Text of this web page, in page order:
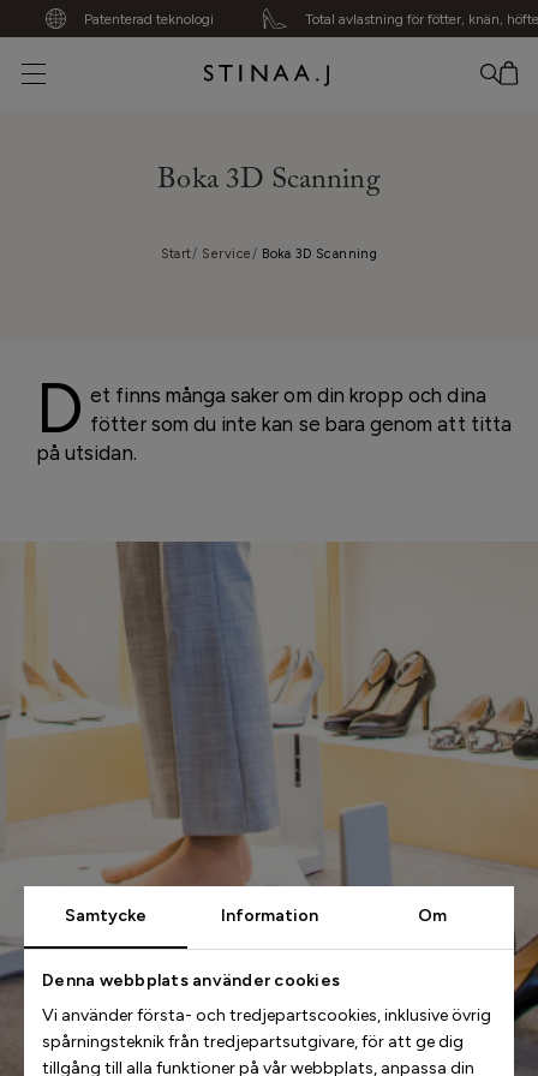
Samtycke Information Om
Denna webbplats använder cookies
Vi använder första- och tredjepartscookies, inklusive övrig
spårningsteknik från tredjepartsutgivare, för att ge dig
tillgång till alla funktioner på vår webbplats, anpassa din
Patenterad teknologi Total avlastning för fötter, knän, höfter,
Boka 3D Scanning
Start Service Boka 3D Scanning
D et finns många saker om din kropp och dina
fötter som du inte kan se bara genom att titta
på utsidan.